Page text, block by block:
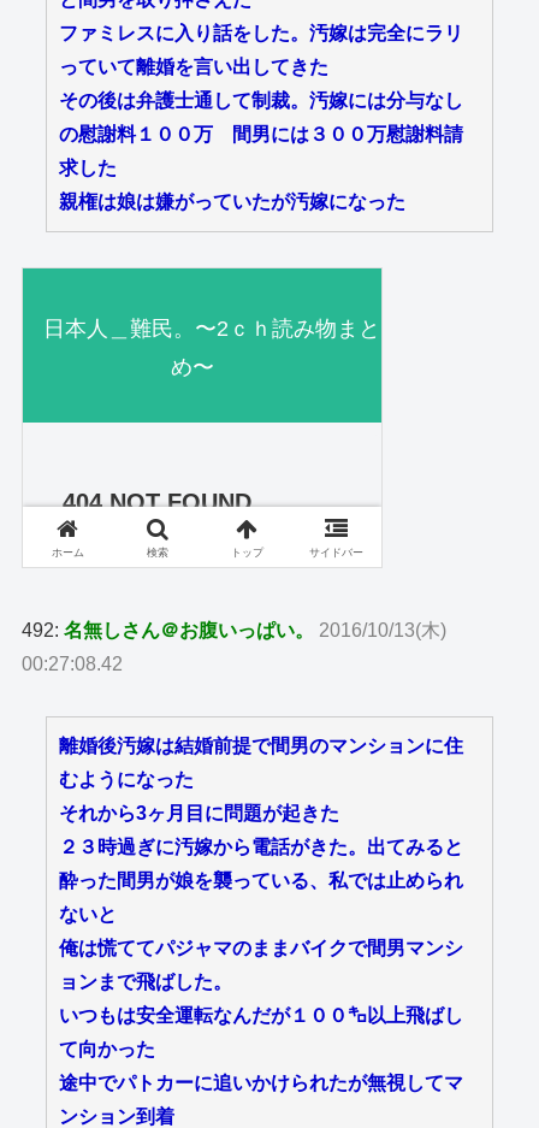
ファミレスに入り話をした。汚嫁は完全にラリ
っていて離婚を言い出してきた
その後は弁護士通して制裁。汚嫁には分与なし
の慰謝料１００万 間男には３００万慰謝料請
求した
親権は娘は嫌がっていたが汚嫁になった
492:名無しさん＠お腹いっぱい。
2016/10/13(木)
00:27:08.42
離婚後汚嫁は結婚前提で間男のマンションに住
むようになった
それから3ヶ月目に問題が起きた
２３時過ぎに汚嫁から電話がきた。出てみると
酔った間男が娘を襲っている、私では止められ
ないと
俺は慌ててパジャマのままバイクで間男マンシ
ョンまで飛ばした。
いつもは安全運転なんだが１００㌔以上飛ばし
て向かった
途中でパトカーに追いかけられたが無視してマ
ンション到着